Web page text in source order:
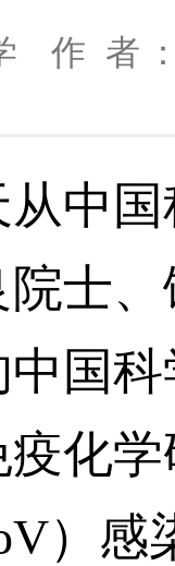
作 者
国
士
国
化
）